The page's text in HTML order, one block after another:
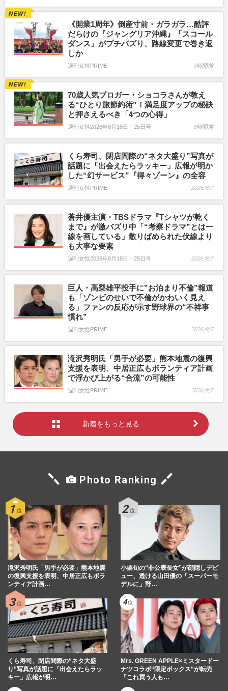
《開業1周年》倒産寸前・ガラガラ…酷評
だらけの『ジャングリア沖縄』「スコール
ダンス」がプチバズり、路線変更で巻き返
しか
週刊女性PRIME 5時間前
70歳人気ブロガー・ショコラさんが教え
る“ひとり旅節約術”！満足度アップの秘訣
と押さえるべき「4つの心得」
週刊女性2026年8月18日・25日号 6時間前
くら寿司、閉店間際の“ネタ大盛り”写真が
話題に「出会えたらラッキー」広報が明か
した“幻サービス”『得々ゾーン』の全容
週刊女性PRIME 2026/8/7
蒼井優主演・TBSドラマ『Tシャツが乾く
まで』が激バズリ中「“考察ドラマ”とは一
線を画している」散りばめられた伏線より
も大事な要素
週刊女性2026年8月18日・25日号 2026/8/7
巨人・高梨雄平投手に”お泊まり不倫”報道
も「ゾンビのせいで不倫がかわいく見え
る」ファンの反応が示す野球界の“不祥事
慣れ”
週刊女性PRIME 2026/8/7
滝沢秀明氏「男手が必要」熊本地震の復興
支援を表明、中居正広もボランティア計画
で浮かび上がる“合流”の可能性
週刊女性PRIME 2026/8/7
新着をもっと見る
Photo Ranking
滝沢秀明氏「男手が必要」熊本地震
の復興支援を表明、中居正広もボラ
ンティア計画…
小栗旬の“非公表長女”が顔隠しデビ
ュー、透ける山田優の「スーパーモ
デルに」野…
くら寿司、閉店間際の“ネタ大盛
り”写真が話題に「出会えたらラッ
キー」広報が明…
Mrs. GREEN APPLE×ミスタードー
ナツコラボ“限定ボックス”が転売
「これ買う人も…